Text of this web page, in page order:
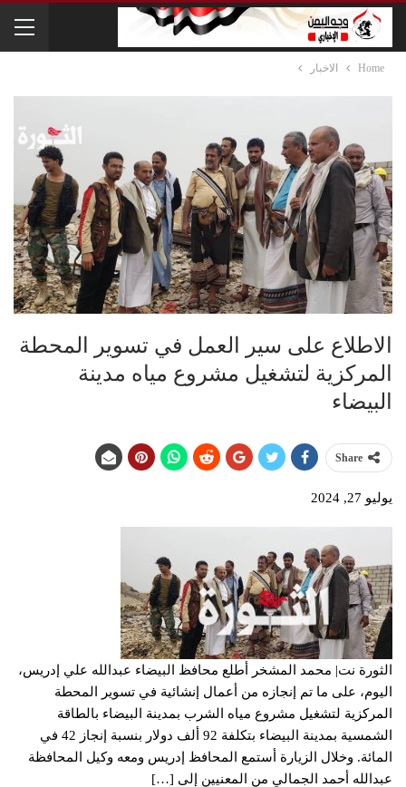
Home الاخبار
الاطلاع على سير العمل في تسوير المحطة
المركزية لتشغيل مشروع مياه مدينة
البيضاء
Share
يوليو 27, 2024
الثورة نت| محمد المشخر أطلع محافظ البيضاء عبدالله علي إدريس،
اليوم، على ما تم إنجازه من أعمال إنشائية في تسوير المحطة
المركزية لتشغيل مشروع مياه الشرب بمدينة البيضاء بالطاقة
الشمسية بمدينة البيضاء بتكلفة 92 ألف دولار بنسبة إنجاز 42 في
المائة. وخلال الزيارة أستمع المحافظ إدريس ومعه وكيل المحافظة
عبدالله أحمد الجمالي من المعنيين إلى […]